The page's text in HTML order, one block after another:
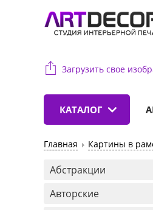
Загрузить свое
КАТАЛОГ
Главная Картины в
Абстракции
Авторские